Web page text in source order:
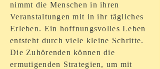
nimmt die Menschen in ihren
Veranstaltungen mit in ihr tägliches
Erleben. Ein hoffnungsvolles Leben
entsteht durch viele kleine Schritte.
Die Zuhörenden können die
ermutigenden Strategien, um mit